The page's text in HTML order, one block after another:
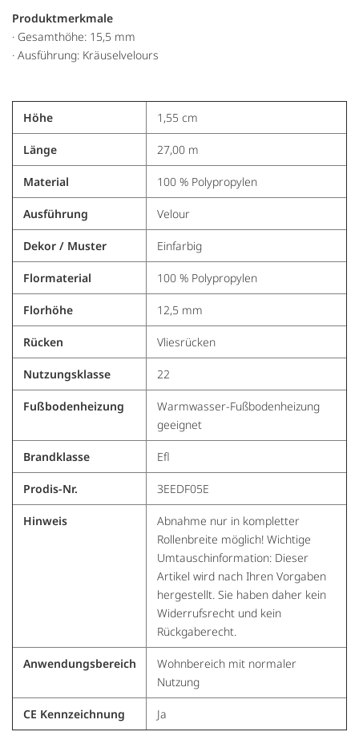
Produktmerkmale
· Gesamthöhe: 15,5 mm
· Ausführung: Kräuselvelours
Höhe 1,55 cm
Länge 27,00 m
Material 100 % Polypropylen
Ausführung Velour
Dekor / Muster Einfarbig
Flormaterial 100 % Polypropylen
Florhöhe 12,5 mm
Rücken Vliesrücken
Nutzungsklasse 22
Fußbodenheizung
Warmwasser-Fußbodenheizung
geeignet
Brandklasse Efl
Prodis-Nr. 3EEDF05E
Hinweis
Abnahme nur in kompletter
Rollenbreite möglich! Wichtige
Umtauschinformation: Dieser
Artikel wird nach Ihren Vorgaben
hergestellt. Sie haben daher kein
Widerrufsrecht und kein
Rückgaberecht.
Anwendungsbereich
Wohnbereich mit normaler
Nutzung
CE Kennzeichnung Ja